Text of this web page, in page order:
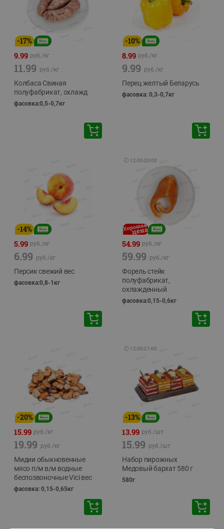
-17%
9.99 руб./кг
11.99 руб./кг
Колбаса Свиная
полуфабрикат, охлажд
фасовка:0,5-0,7кг
-10%
8.99 руб./кг
9.99 руб./кг
Перец желтый Беларусь
фасовка: 0,3-0,7кг
-14%
5.99 руб./кг
6.99 руб./кг
Персик свежий вес
фасовка:0,8-1кг
🕘 12:00-20:00
54.99 руб./кг
59.99 руб./кг
Форель стейк
полуфабрикат,
охлажденный
фасовка:0,15-0,6кг
-20%
15.99 руб./кг
19.99 руб./кг
Мидии обыкновенные
мясо п/м в/м водные
беспозвоночные Vici вес
фасовка: 0,15-0,65кг
🕘 12:00-21:00
-13%
13.99 руб./шт
15.99 руб./шт
Набор пирожных
Медовый бархат 580 г
580г